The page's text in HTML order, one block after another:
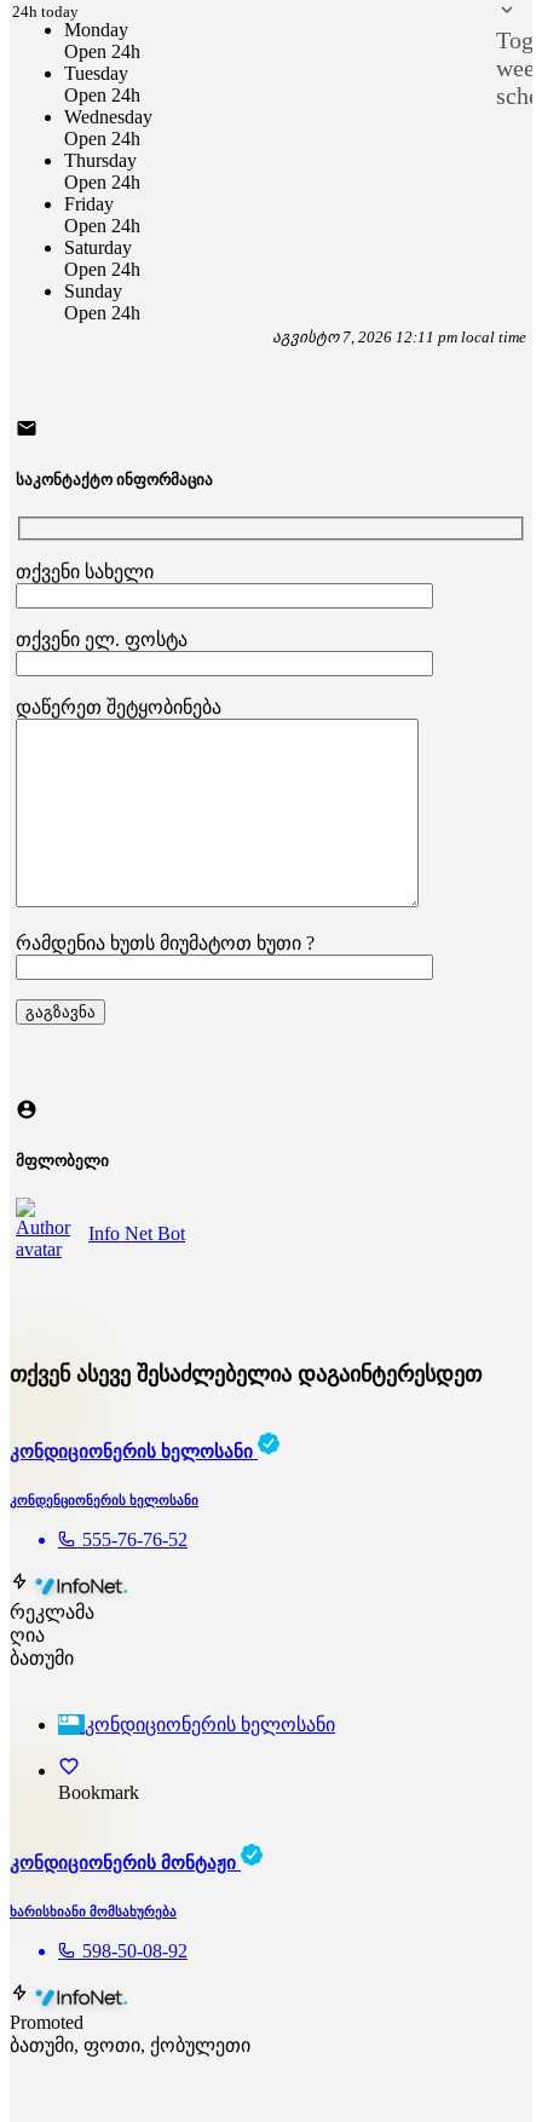
24h today
Monday
Open 24h
Tuesday
Open 24h
Wednesday
Open 24h
Thursday
Open 24h
Friday
Open 24h
Saturday
Open 24h
Sunday
Open 24h
აგვისტო 7, 2026 12:11 pm local time
საკონტაქტო ინფორმაცია
თქვენი სახელი
თქვენი ელ. ფოსტა
დაწერეთ შეტყობინება
რამდენია ხუთს მიუმატოთ ხუთი ?
მფლობელი
Info Net Bot
თქვენ ასევე შესაძლებელია დაგაინტერესდეთ
კონდიციონერის ხელოსანი
კონდენციონერის ხელოსანი
555-76-76-52
რეკლამა
ღია
ბათუმი
კონდიციონერის ხელოსანი
Bookmark
კონდიციონერის მონტაჟი
ხარისხიანი მომსახურება
598-50-08-92
Promoted
ბათუმი, ფოთი, ქობულეთი